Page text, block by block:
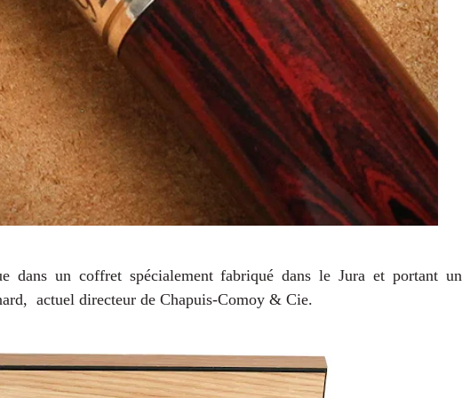
dans un coffret spécialement fabriqué dans le Jura et portant un
actuel directeur de Chapuis-Comoy & Cie.